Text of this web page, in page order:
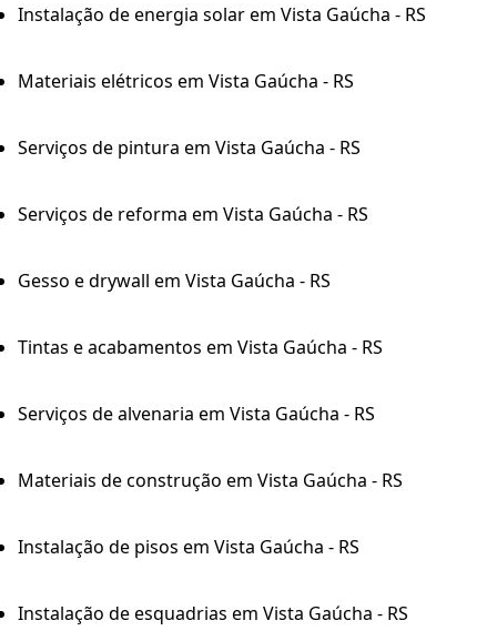
Instalação de energia solar em Vista Gaúcha - RS
Materiais elétricos em Vista Gaúcha - RS
Serviços de pintura em Vista Gaúcha - RS
Serviços de reforma em Vista Gaúcha - RS
Gesso e drywall em Vista Gaúcha - RS
Tintas e acabamentos em Vista Gaúcha - RS
Serviços de alvenaria em Vista Gaúcha - RS
Materiais de construção em Vista Gaúcha - RS
Instalação de pisos em Vista Gaúcha - RS
Instalação de esquadrias em Vista Gaúcha - RS